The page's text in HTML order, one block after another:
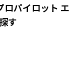
ロパイロット エ
す